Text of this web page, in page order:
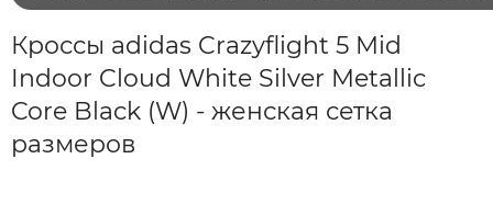
Кроссы adidas Crazyflight 5 Mid
Indoor Cloud White Silver Metallic
Core Black (W) - женская сетка
размеров